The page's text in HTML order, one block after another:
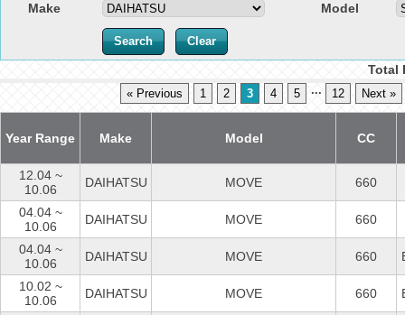
Make Model
Total
« Previous 1 2 3 4 5 ... 12 Next »
Year Range Make Model CC
12.04 ~
10.06
DAIHATSU MOVE 660
04.04 ~
10.06
DAIHATSU MOVE 660
04.04 ~
10.06
DAIHATSU MOVE 660
10.02 ~
10.06
DAIHATSU MOVE 660